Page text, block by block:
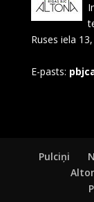
Ruses iela
E-pasts:
Pulciņi